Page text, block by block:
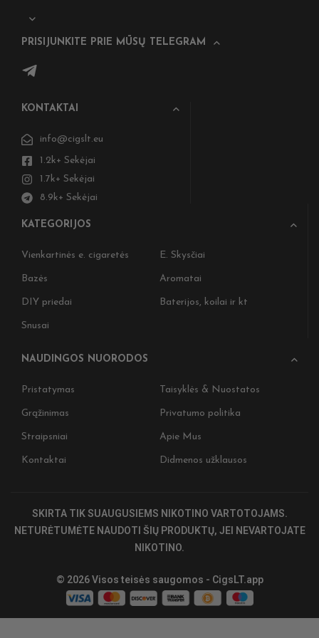
PRISIJUNKITE PRIE MŪSŲ TELEGRAM
KONTAKTAI
info@cigslt.eu
1.2k+ Sekėjai
1.7k+ Sekėjai
8.9k+ Sekėjai
KATEGORIJOS
Vienkartinės e. cigaretės E. Skysčiai
Bazės Aromatai
DIY priedai Baterijos, koilai ir kt
Snusai
NAUDINGOS NUORODOS
Pristatymas Taisyklės & Nuostatos
Grąžinimas Privatumo politika
Straipsniai Apie Mus
Kontaktai Didmenos užklausos
SKIRTA TIK SUAUGUSIEMS NIKOTINO VARTOTOJAMS.
NETURĖTUMĖTE NAUDOTI ŠIŲ PRODUKTŲ, JEI NEVARTOJATE
NIKOTINO.
© 2026 Visos teisės saugomos - CigsLT.app
Nepraleiskite
Įženkite į
specialius
Nepraleiskite.